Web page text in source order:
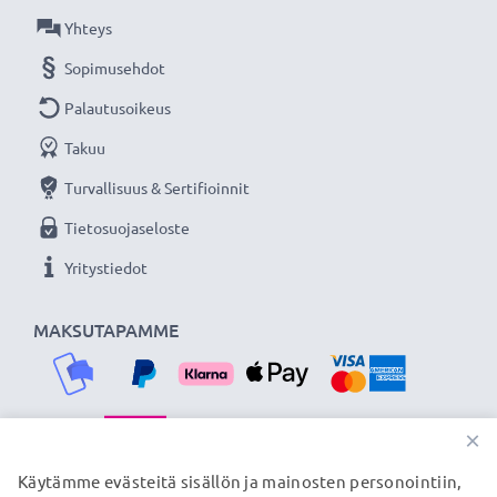
CELLONIC vaihtoakku - laatua edulliseen hintaan.
★3 vuoden takuu
Olemme vuonna 2004 perustettu kansainvälinen
verkkokauppa, joka tarjoaa laadukkaita tuotteita, ja
siksi tarjoamme 36 kuukauden takuun!
MAKSUTAPAMME
Yhteys
Sopimusehdot
Palautusoikeus
Takuu
Turvallisuus & Sertifioinnit
Tietosuojaseloste
Yritystiedot
TOIMITUSKUMPPANIMME
×
Käytämme evästeitä sisällön ja mainosten personointiin,